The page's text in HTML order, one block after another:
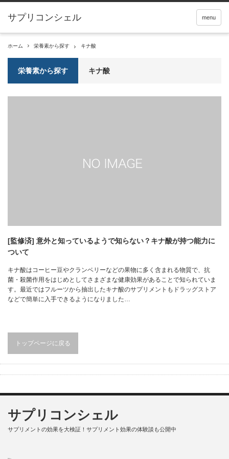
サプリコンシェル menu
ホーム 栄養素から探す キナ酸
栄養素から探す キナ酸
[監修済] 意外と知っているようで知らない？キナ酸が持つ能力に
ついて
キナ酸はコーヒー豆やクランベリーなどの果物に多く含まれる物質で、抗
菌・殺菌作用をはじめとしてさまざまな健康効果があることで知られていま
す。最近ではフルーツから抽出したキナ酸のサプリメントもドラッグストア
などで簡単に入手できるようになりました…
トップページに戻る
サプリコンシェル
サプリメントの効果を大検証！サプリメント効果の体験談も公開中